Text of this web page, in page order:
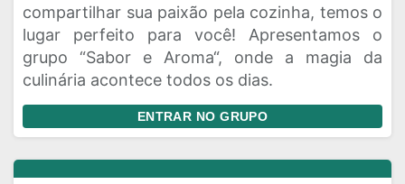
compartilhar sua paixão pela cozinha, temos o
lugar perfeito para você! Apresentamos o
grupo “Sabor e Aroma“, onde a magia da
culinária acontece todos os dias.
ENTRAR NO GRUPO